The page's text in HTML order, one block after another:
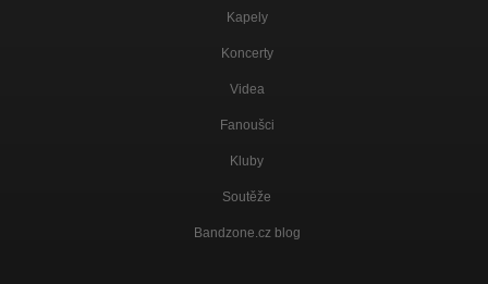
Kapely
Koncerty
Videa
Fanoušci
Kluby
Soutěže
Bandzone.cz blog